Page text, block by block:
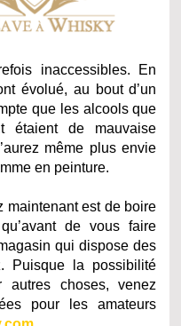
inaccessibles. En
évolué, au bout d’un
que les alcools que
étaient de mauvaise
même plus envie
en peinture.
maintenant est de boire
de vous faire
qui dispose des
Puisque la possibilité
choses, venez
pour les amateurs